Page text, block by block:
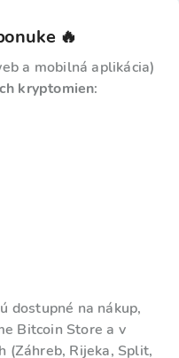
🔥
a mobilná aplikácia)
kryptomien:
dostupné na nákup,
Bitcoin Store a v
(Záhreb, Rijeka, Split,